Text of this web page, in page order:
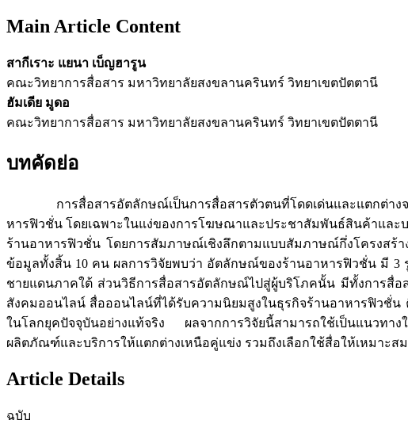
Main Article Content
สากีเราะ แยนา เบ็ญฮารูน
คณะวิทยาการสื่อสาร มหาวิทยาลัยสงขลานครินทร์ วิทยาเขตปัตตานี
ฮัมเดีย มูดอ
คณะวิทยาการสื่อสาร มหาวิทยาลัยสงขลานครินทร์ วิทยาเขตปัตตานี
บทคัดย่อ
การสื่อสารอัตลักษณ์เป็นการสื่อสารตัวตนที่โดดเด่นและแตกต่างจ
หารฟิวชั่น โดยเฉพาะในแง่ของการโฆษณาและประชาสัมพันธ์สินค้าแล
ร้านอาหารฟิวชั่น โดยการสัมภาษณ์เชิงลึกตามแบบสัมภาษณ์กึ่งโครงสร้
ข้อมูลทั้งสิ้น 10 คน ผลการวิจัยพบว่า อัตลักษณ์ของร้านอาหารฟิวชั่น มี
ชายแดนภาคใต้ ส่วนวิธีการสื่อสารอัตลักษณ์ไปสู่ผู้บริโภคนั้น มีทั้งการสื่
สังคมออนไลน์ สื่อออนไลน์ที่ได้รับความนิยมสูงในธุรกิจร้านอาหารฟิวชั่น
ในโลกยุคปัจจุบันอย่างแท้จริง ผลจากการวิจัยนี้สามารถใช้เป็นแนวทา
ผลิตภัณฑ์และบริการให้แตกต่างเหนือคู่แข่ง รวมถึงเลือกใช้สื่อให้เหมาะ
Article Details
ฉบับ